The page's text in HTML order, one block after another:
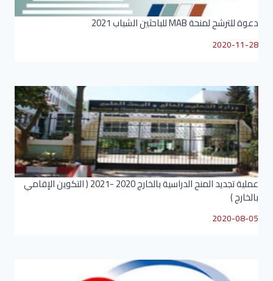
دعوة للترشح لمنحة MAB للباحثين الشباب 2021
2020-11-28
عملية تجديد المنح الدراسية بالخارج 2020 -2021 ( التكوين الإقامي
بالخارج )
2020-08-05